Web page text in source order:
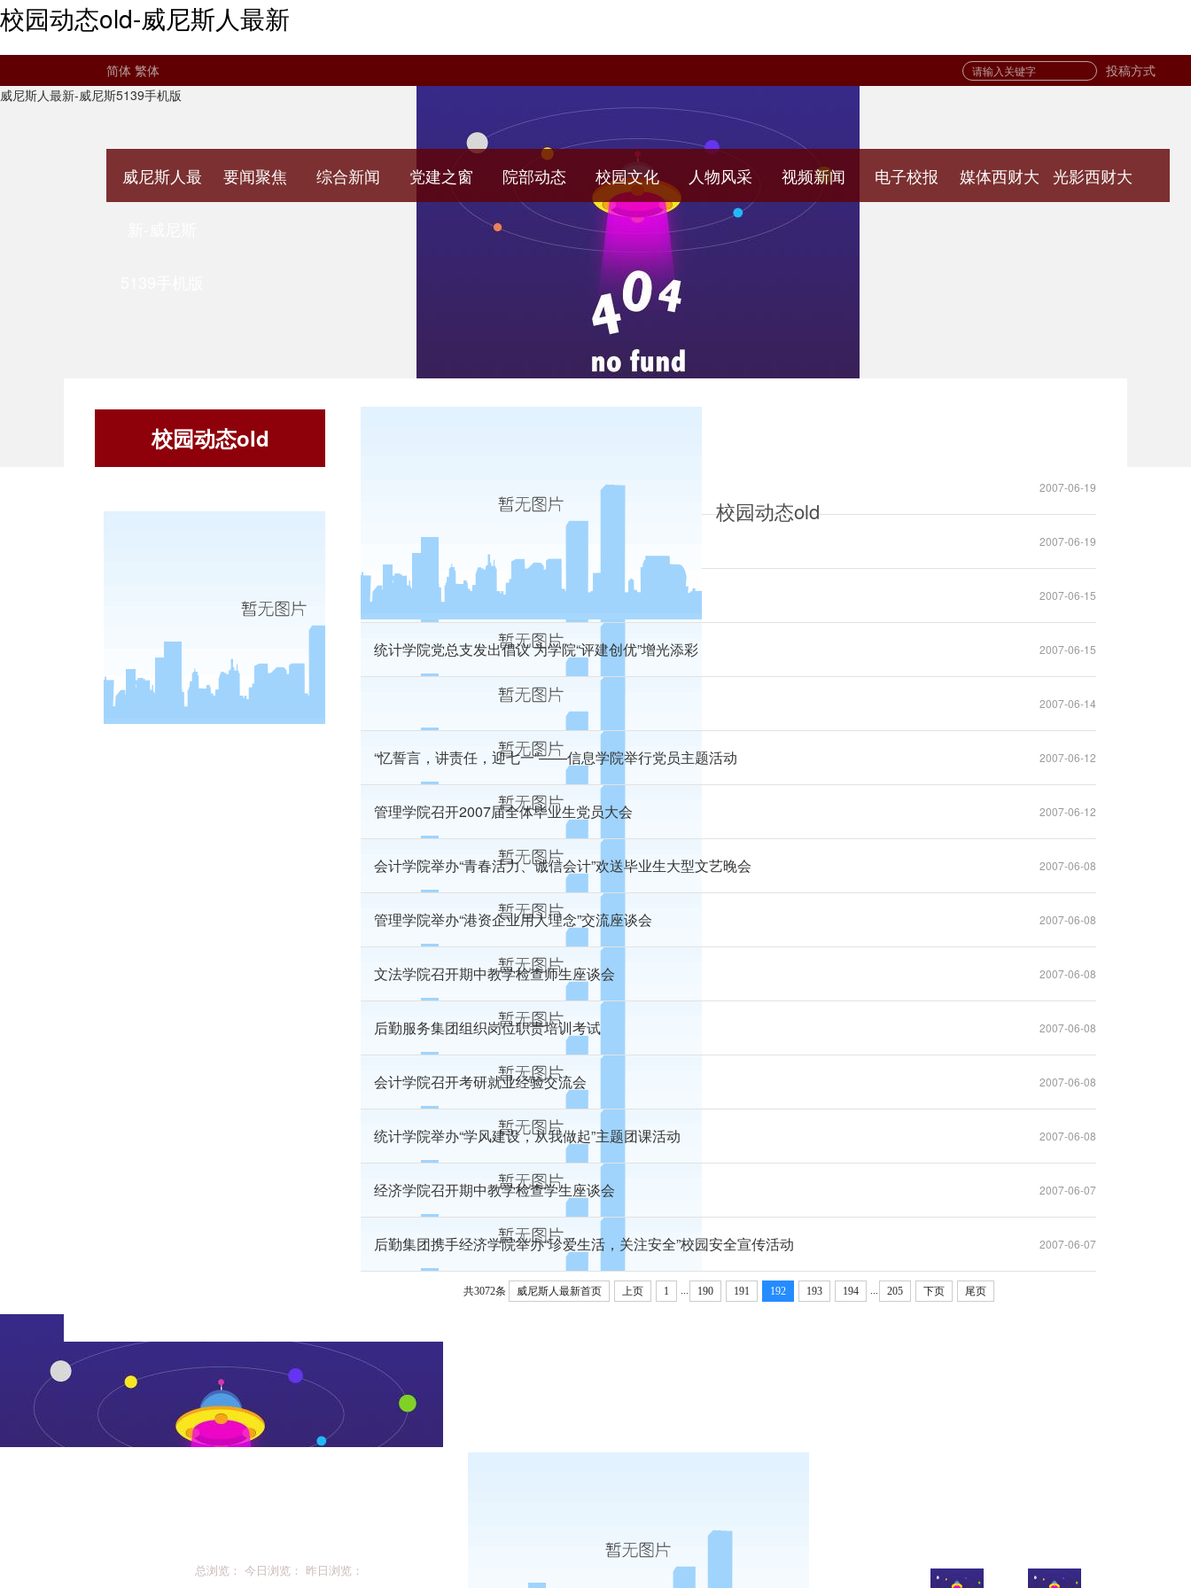
校园动态old-威尼斯人最新
简体 繁体
投稿方式
威尼斯人最新-威尼斯5139手机版
威尼斯人最 要闻聚焦 综合新闻 党建之窗 院部动态 校园文化 人物风采 视频新闻 电子校报 媒体西财大 光影西财大
校园动态old
校园动态old
2007-06-19
经济学院举行首届英语四级模拟考试
2007-06-19
胡健等院领导检查国有资产与后勤管理处评建工作
2007-06-15
院长胡健等专家领导检查信息学院评建工作
2007-06-15
统计学院党总支发出倡议 为学院“评建创优”增光添彩
2007-06-14
2007-06-12
“忆誓言，讲责任，迎七一”——信息学院举行党员主题活动
2007-06-12
管理学院召开2007届全体毕业生党员大会
2007-06-08
会计学院举办“青春活力、诚信会计”欢送毕业生大型文艺晚会
2007-06-08
管理学院举办“港资企业用人理念”交流座谈会
2007-06-08
文法学院召开期中教学检查师生座谈会
2007-06-08
后勤服务集团组织岗位职责培训考试
2007-06-08
会计学院召开考研就业经验交流会
2007-06-08
统计学院举办“学风建设，从我做起”主题团课活动
2007-06-07
经济学院召开期中教学检查学生座谈会
2007-06-07
后勤集团携手经济学院举办“珍爱生活，关注安全”校园安全宣传活动
共3072条 威尼斯人最新首页 上页 1 190 191 192 193 194 205 下页 尾页
总浏览： 今日浏览： 昨日浏览：